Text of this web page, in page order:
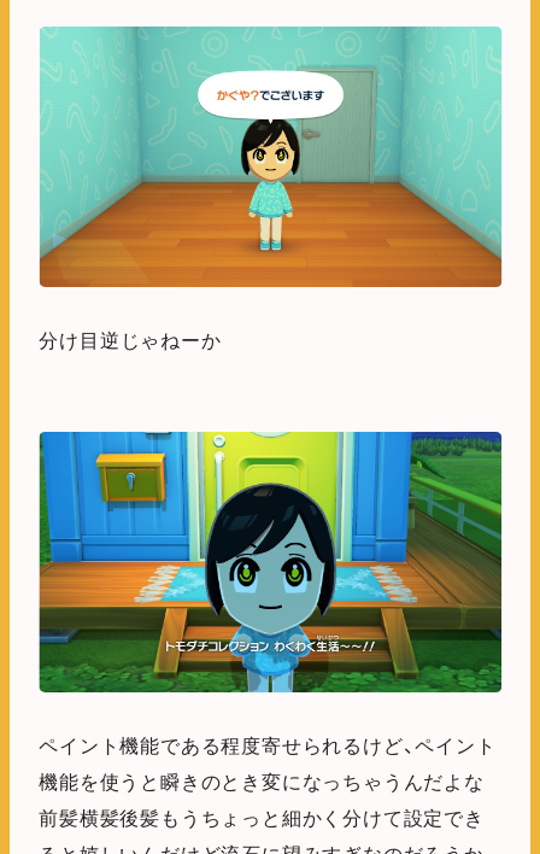
分け目逆じゃねーか
ペイント機能である程度寄せられるけど、ペイント
機能を使うと瞬きのとき変になっちゃうんだよな
前髪横髪後髪もうちょっと細かく分けて設定でき